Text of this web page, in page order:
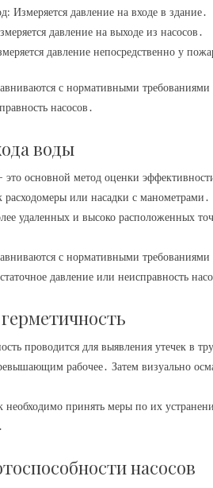
Измеряется давление на входе в здание․
давление на выходе из насосов․
давление непосредственно у
с нормативными
насосов․
воды
это основной метод оценки
расходомеры или насадки с
удаленных и высоко расположенных
с нормативными
давление или неисправность
проводится для выявления утечек в
рабочее․ Затем визуально
принять меры по их
насосов